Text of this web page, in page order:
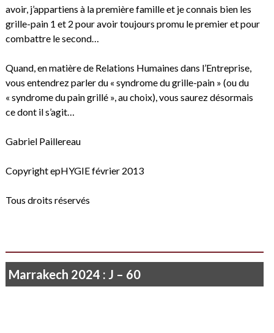
avoir, j’appartiens à la première famille et je connais bien les
grille-pain 1 et 2 pour avoir toujours promu le premier et pour
combattre le second…
Quand, en matière de Relations Humaines dans l’Entreprise,
vous entendrez parler du « syndrome du grille-pain » (ou du
« syndrome du pain grillé », au choix), vous saurez désormais
ce dont il s’agit…
Gabriel Paillereau
Copyright epHYGIE février 2013
Tous droits réservés
Marrakech 2024 : J – 60